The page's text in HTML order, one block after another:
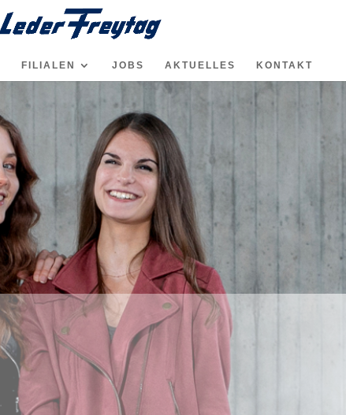
FILIALEN JOBS AKTUELLES KONTAKT